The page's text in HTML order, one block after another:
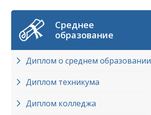
Среднее
образование
Диплом о среднем образовании
Диплом техникума
Диплом колледжа